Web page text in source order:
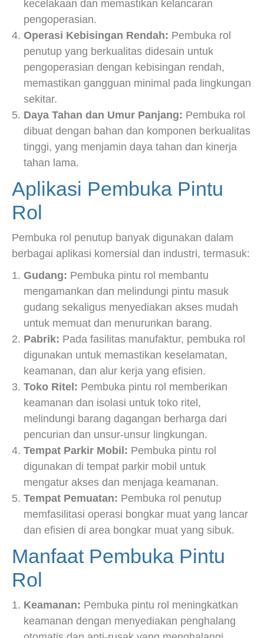
kecelakaan dan memastikan kelancaran
pengoperasian.
Operasi Kebisingan Rendah: Pembuka rol
penutup yang berkualitas didesain untuk
pengoperasian dengan kebisingan rendah,
memastikan gangguan minimal pada lingkungan
sekitar.
Daya Tahan dan Umur Panjang: Pembuka rol
dibuat dengan bahan dan komponen berkualitas
tinggi, yang menjamin daya tahan dan kinerja
tahan lama.
Aplikasi Pembuka Pintu
Rol
Pembuka rol penutup banyak digunakan dalam
berbagai aplikasi komersial dan industri, termasuk:
Gudang: Pembuka pintu rol membantu
mengamankan dan melindungi pintu masuk
gudang sekaligus menyediakan akses mudah
untuk memuat dan menurunkan barang.
Pabrik: Pada fasilitas manufaktur, pembuka rol
digunakan untuk memastikan keselamatan,
keamanan, dan alur kerja yang efisien.
Toko Ritel: Pembuka pintu rol memberikan
keamanan dan isolasi untuk toko ritel,
melindungi barang dagangan berharga dari
pencurian dan unsur-unsur lingkungan.
Tempat Parkir Mobil: Pembuka pintu rol
digunakan di tempat parkir mobil untuk
mengatur akses dan menjaga keamanan.
Tempat Pemuatan: Pembuka rol penutup
memfasilitasi operasi bongkar muat yang lancar
dan efisien di area bongkar muat yang sibuk.
Manfaat Pembuka Pintu
Rol
Keamanan: Pembuka pintu rol meningkatkan
keamanan dengan menyediakan penghalang